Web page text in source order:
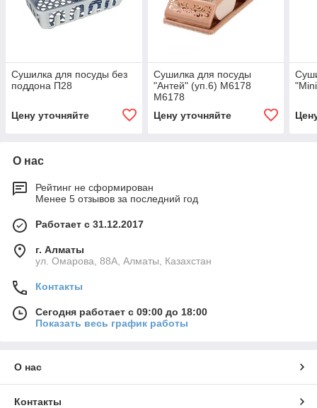
Сушилка для посуды без
поддона П28
Цену уточняйте
Сушилка для посуды
"Антей" (уп.6) М6178
М6178
Цену уточняйте
О нас
Рейтинг не сформирован
Менее 5 отзывов за последний год
Работает с 31.12.2017
г. Алматы
ул. Омарова, 88А, Алматы, Казахстан
Контакты
Сегодня работает с 09:00 до 18:00
Показать весь график работы
О нас
Контакты